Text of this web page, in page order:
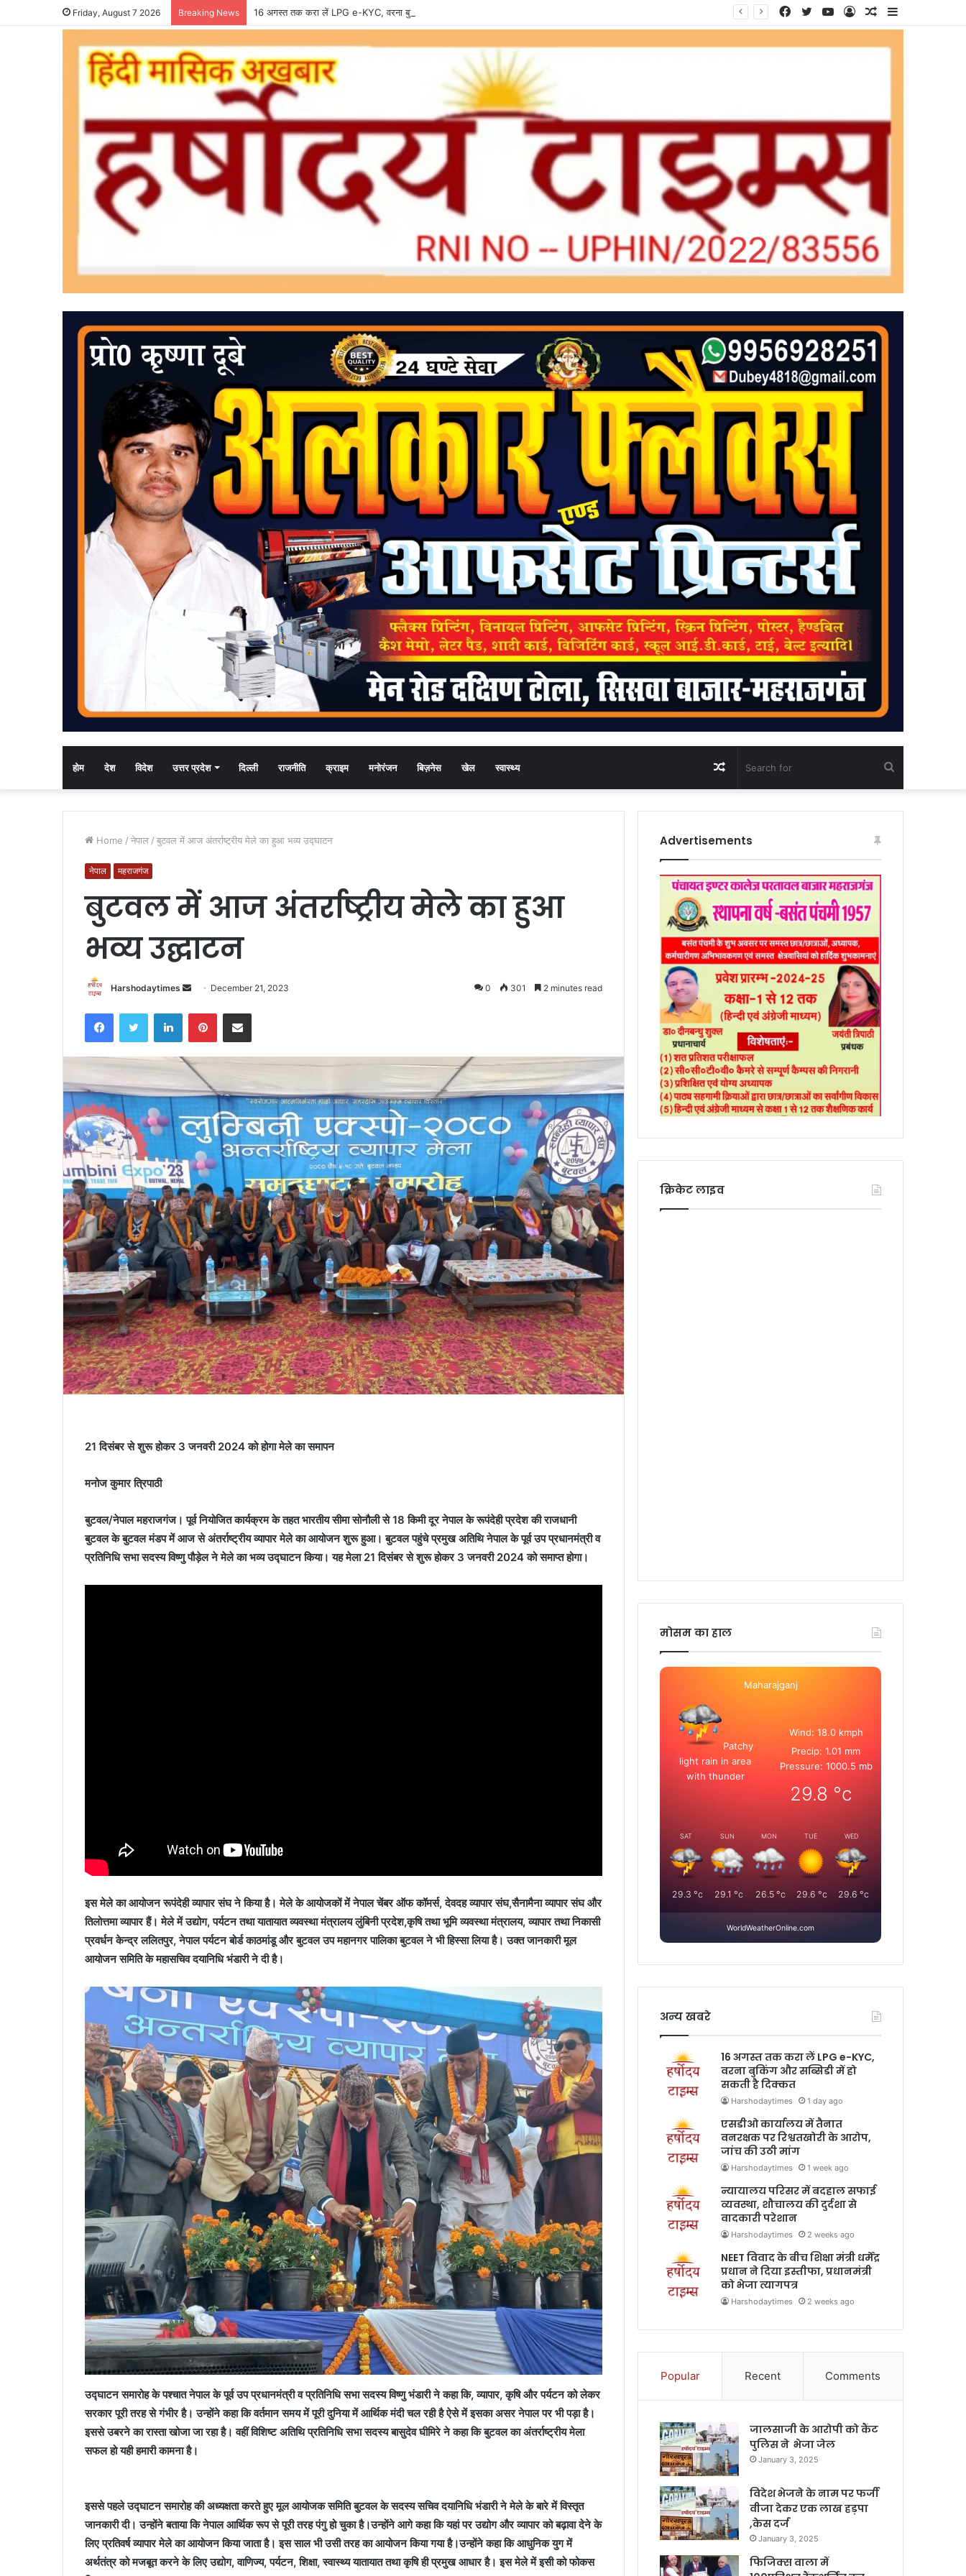
Friday, August 7 2026 Breaking News 16 अगस्त तक करा लें LPG e-KYC, वरना बुकिंग और सब्सिडी में हो सकती है दिक्कत Sidebar
Random
Log
YouTube
Twitter
Facebook
होम देश विदेश उत्तर प्रदेश दिल्ली राजनीति क्राइम मनोरंजन बिज़नेस खेल स्वास्थ्य
for
Random
Article
Home / नेपाल / बुटवल में आज अंतर्राष्ट्रीय मेले का हुआ भव्य उद्घाटन
नेपाल महराजगंज
बुटवल में आज अंतर्राष्ट्रीय मेले का हुआ
भव्य उद्घाटन
Harshodaytimes
Send
email
December 21, 2023 0 301 2 minutes read
FacebookTwitter LinkedInPinterestShare via Email
21 दिसंबर से शुरू होकर 3 जनवरी 2024 को होगा मेले का समापन
मनोज कुमार त्रिपाठी
बुटवल/नेपाल महराजगंज। पूर्व नियोजित कार्यक्रम के तहत भारतीय सीमा सोनौली से 18 किमी दूर नेपाल के रूपंदेही प्रदेश की राजधानी
बुटवल के बुटवल मंडप में आज से अंतर्राष्ट्रीय व्यापार मेले का आयोजन शुरू हुआ। बुटवल पहुंचे प्रमुख अतिथि नेपाल के पूर्व उप प्रधानमंत्री व
प्रतिनिधि सभा सदस्य विष्णु पौड़ेल ने मेले का भव्य उद्घाटन किया। यह मेला 21 दिसंबर से शुरू होकर 3 जनवरी 2024 को समाप्त होगा।
इस मेले का आयोजन रूपंदेही व्यापार संघ ने किया है। मेले के आयोजकों में नेपाल चेंबर ऑफ कॉमर्स, देवदह व्यापार संघ,सैनामैना व्यापार संघ और
तिलोत्तमा व्यापार हैं। मेले में उद्योग, पर्यटन तथा यातायात व्यवस्था मंत्रालय लुंबिनी प्रदेश,कृषि तथा भूमि व्यवस्था मंत्रालय, व्यापार तथा निकासी
प्रवर्धन केन्द्र ललितपुर, नेपाल पर्यटन बोर्ड काठमांडू और बुटवल उप महानगर पालिका बुटवल ने भी हिस्सा लिया है। उक्त जानकारी मूल
आयोजन समिति के महासचिव दयानिधि भंडारी ने दी है।
उद्घाटन समारोह के पश्चात नेपाल के पूर्व उप प्रधानमंत्री व प्रतिनिधि सभा सदस्य विष्णु भंडारी ने कहा कि, व्यापार, कृषि और पर्यटन को लेकर
सरकार पूरी तरह से गंभीर है। उन्होंने कहा कि वर्तमान समय में पूरी दुनिया में आर्थिक मंदी चल रही है ऐसे में इसका असर नेपाल पर भी पड़ा है।
इससे उबरने का रास्ता खोजा जा रहा है। वहीं विशिष्ट अतिथि प्रतिनिधि सभा सदस्य बासुदेव घीमिरे ने कहा कि बुटवल का अंतर्राष्ट्रीय मेला
सफल हो यही हमारी कामना है।
इससे पहले उद्घाटन समारोह की अध्यक्षता करते हुए मूल आयोजक समिति बुटवल के सदस्य सचिव दयानिधि भंडारी ने मेले के बारे में विस्तृत
जानकारी दी। उन्होंने बताया कि नेपाल आर्थिक रूप से पूरी तरह पंगु हो चुका है।उन्होंने आगे कहा कि यहां पर उद्योग और व्यापार को बढ़ावा देने के
लिए प्रतिवर्ष व्यापार मेले का आयोजन किया जाता है। इस साल भी उसी तरह का आयोजन किया गया है।उन्होंने कहा कि आधुनिक युग में
अर्थतंत्र को मजबूत करने के लिए उद्योग, वाणिज्य, पर्यटन, शिक्षा, स्वास्थ्य यातायात तथा कृषि ही प्रमुख आधार है। इस मेले में इसी को फोकस
Advertisements
क्रिकेट लाइव
मोसम का हाल
Maharajganj
Patchy
light rain in area
with thunder
Wind: 18.0 kmph
Precip: 1.01 mm
Pressure: 1000.5 mb
29.8 °c
SAT
29.3 °c
SUN
29.1 °c
MON
26.5°c
TUE
29.6 °c
WED
29.6 °c
WorldWeatherOnline.com
अन्य खबरे
16 अगस्त तक करा लें LPG e-KYC,
वरना बुकिंग और सब्सिडी में हो
सकती है दिक्कत
Harshodaytimes 1 day ago
एसडीओ कार्यालय में तैनात
वनरक्षक पर रिश्वतखोरी के आरोप,
जांच की उठी मांग
Harshodaytimes 1 week ago
न्यायालय परिसर में बदहाल सफाई
व्यवस्था, शौचालय की दुर्दशा से
वादकारी परेशान
Harshodaytimes 2 weeks ago
NEET विवाद के बीच शिक्षा मंत्री धर्मेंद्र
प्रधान ने दिया इस्तीफा, प्रधानमंत्री
को भेजा त्यागपत्र
Harshodaytimes 2 weeks ago
Popular Recent Comments
जालसाजी के आरोपी को कैंट
पुलिस ने भेजा जेल
January 3, 2025
विदेश भेजने के नाम पर फर्जी
वीजा देकर एक लाख हड़पा
,केस दर्ज
January 3, 2025
फिजिक्स वाला में